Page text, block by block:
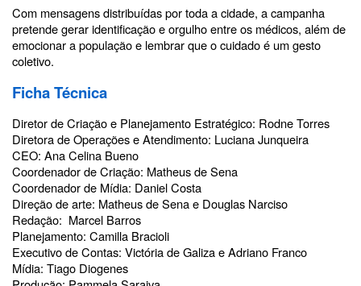
Com mensagens distribuídas por toda a cidade, a campanha
pretende gerar identificação e orgulho entre os médicos, além de
emocionar a população e lembrar que o cuidado é um gesto
coletivo.
Ficha Técnica
Diretor de Criação e Planejamento Estratégico: Rodne Torres
Diretora de Operações e Atendimento: Luciana Junqueira
CEO: Ana Celina Bueno
Coordenador de Criação: Matheus de Sena
Coordenador de Mídia: Daniel Costa
Direção de arte: Matheus de Sena e Douglas Narciso
Redação: Marcel Barros
Planejamento: Camilla Bracioli
Executivo de Contas: Victória de Galiza e Adriano Franco
Mídia: Tiago Diogenes